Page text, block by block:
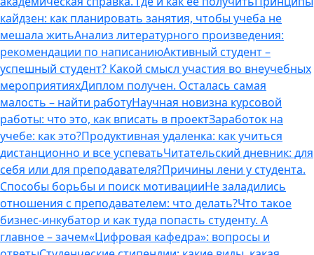
кайдзен: как планировать занятия, чтобы учеба не
мешала житьАнализ литературного произведения:
рекомендации по написаниюАктивный студент –
успешный студент? Какой смысл участия во внеучебных
мероприятияхДиплом получен. Осталась самая
малость – найти работуНаучная новизна курсовой
работы: что это, как вписать в проектЗаработок на
учебе: как это?Продуктивная удаленка: как учиться
дистанционно и все успеватьЧитательский дневник: для
себя или для преподавателя?Причины лени у студента.
Способы борьбы и поиск мотивацииНе заладились
отношения с преподавателем: что делать?Что такое
бизнес-инкубатор и как туда попасть студенту. А
главное – зачем«Цифровая кафедра»: вопросы и